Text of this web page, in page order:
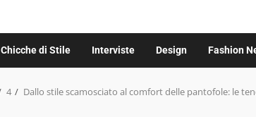
Chicche di Stile Interviste Design Fashion
4 Dallo stile scamosciato al comfort delle pantofole: le